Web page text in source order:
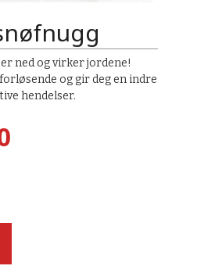
ned og virker jordene!
og gir deg en indre
hendelser.